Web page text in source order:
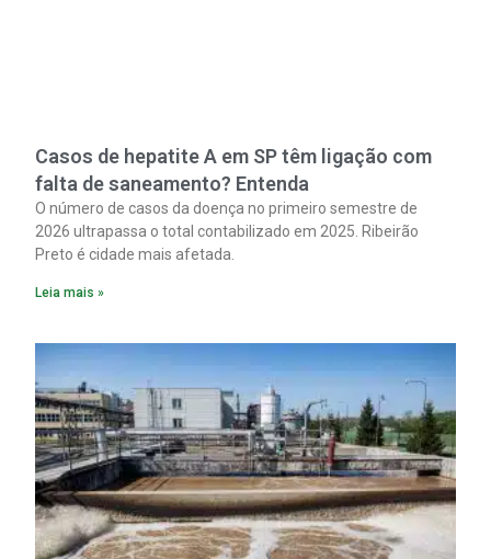
Casos de hepatite A em SP têm ligação com
falta de saneamento? Entenda
O número de casos da doença no primeiro semestre de
2026 ultrapassa o total contabilizado em 2025. Ribeirão
Preto é cidade mais afetada.
Leia mais »